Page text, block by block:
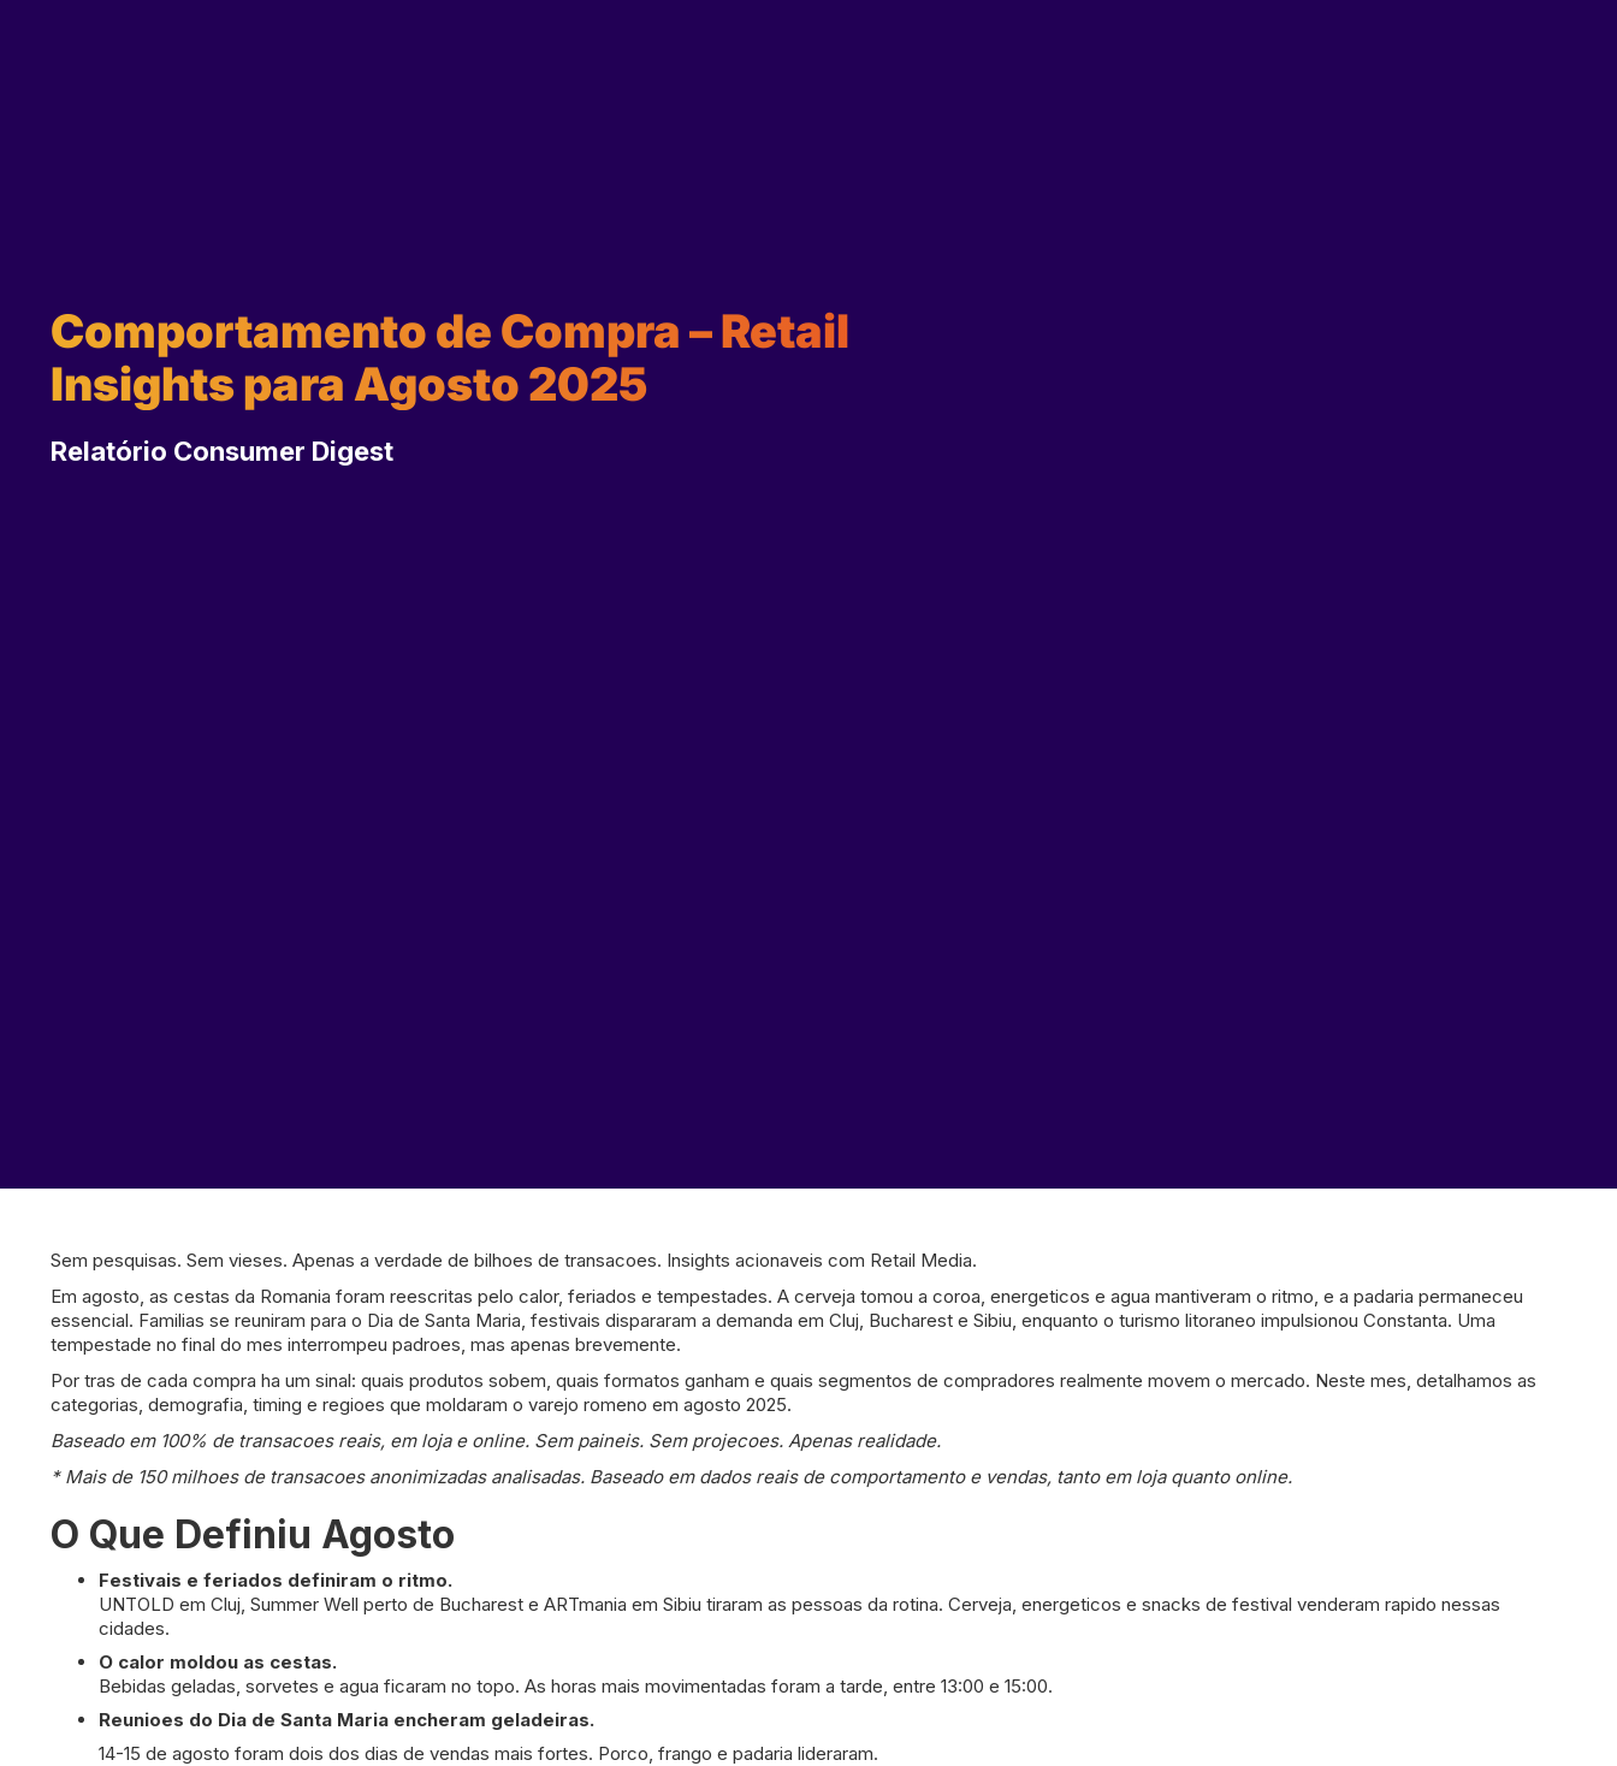
Comportamento de Compra – Retail
Insights para Agosto 2025
Relatório Consumer Digest
Sem pesquisas. Sem vieses. Apenas a verdade de bilhoes de transacoes. Insights acionaveis com Retail Media.
Em agosto, as cestas da Romania foram reescritas pelo calor, feriados e tempestades. A cerveja tomou a coroa, energeticos e agua mantiveram o ritmo, e a padaria permaneceu
essencial. Familias se reuniram para o Dia de Santa Maria, festivais dispararam a demanda em Cluj, Bucharest e Sibiu, enquanto o turismo litoraneo impulsionou Constanta. Uma
tempestade no final do mes interrompeu padroes, mas apenas brevemente.
Por tras de cada compra ha um sinal: quais produtos sobem, quais formatos ganham e quais segmentos de compradores realmente movem o mercado. Neste mes, detalhamos as
categorias, demografia, timing e regioes que moldaram o varejo romeno em agosto 2025.
Baseado em 100% de transacoes reais, em loja e online. Sem paineis. Sem projecoes. Apenas realidade.
* Mais de 150 milhoes de transacoes anonimizadas analisadas. Baseado em dados reais de comportamento e vendas, tanto em loja quanto online.
O Que Definiu Agosto
Festivais e feriados definiram o ritmo.
UNTOLD em Cluj, Summer Well perto de Bucharest e ARTmania em Sibiu tiraram as pessoas da rotina. Cerveja, energeticos e snacks de festival venderam rapido nessas
cidades.
O calor moldou as cestas.
Bebidas geladas, sorvetes e agua ficaram no topo. As horas mais movimentadas foram a tarde, entre 13:00 e 15:00.
Reunioes do Dia de Santa Maria encheram geladeiras.
14-15 de agosto foram dois dos dias de vendas mais fortes. Porco, frango e padaria lideraram.